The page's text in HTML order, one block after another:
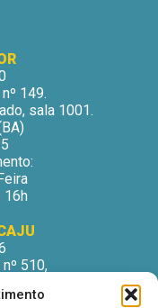
149.
sala 1001.
16h
510,
SE